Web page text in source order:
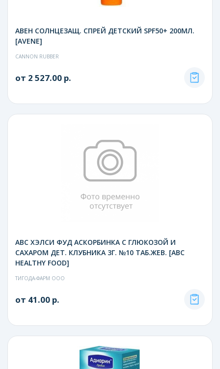
АВЕН СОЛНЦЕЗАЩ. СПРЕЙ ДЕТСКИЙ SPF50+ 200МЛ.
[AVENE]
CANNON RUBBER
от 2 527.00 р.
АВС ХЭЛСИ ФУД АСКОРБИНКА С ГЛЮКОЗОЙ И
САХАРОМ ДЕТ. КЛУБНИКА 3Г. №10 ТАБ.ЖЕВ. [ABC
HEALTHY FOOD]
ТИГОДА-ФАРМ ООО
от 41.00 р.